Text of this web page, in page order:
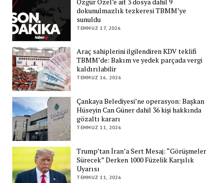
dokunulmazlık tezkeresi TBMM’ye
sunuldu
TEMMUZ 17, 2026
Araç sahiplerini ilgilendiren KDV teklifi
TBMM’de: Bakım ve yedek parçada vergi
kaldırılabilir
TEMMUZ 16, 2026
Çankaya Belediyesi’ne operasyon: Başkan
Hüseyin Can Güner dahil 36 kişi hakkında
gözaltı kararı
TEMMUZ 11, 2026
Trump’tan İran’a Sert Mesaj: “Görüşmeler
Sürecek” Derken 1000 Füzelik Karşılık
Uyarısı
TEMMUZ 11, 2026